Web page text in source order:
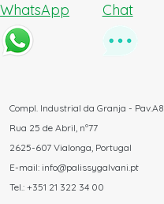
WhatsApp Chat
Compl. Industrial da Granja - Pav.A8
Rua 25 de Abril, nº77
2625-607 Vialonga, Portugal
E-mail: info@palissygalvani.pt
Tel.: +351 21 322 34 00